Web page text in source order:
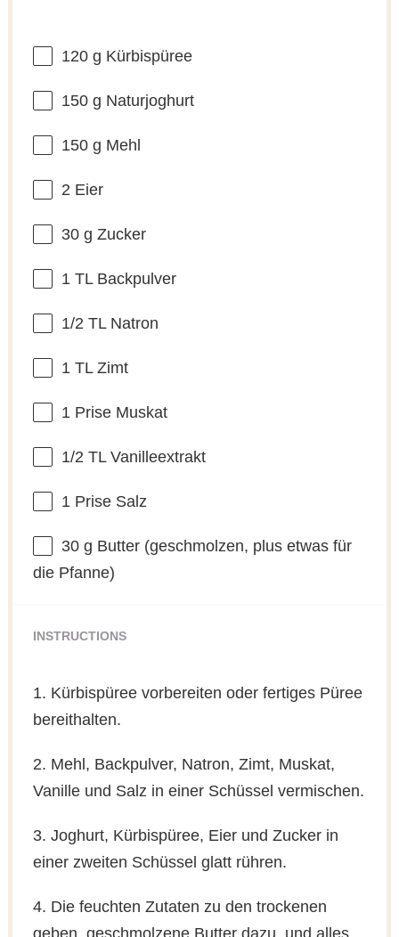
120 g Kürbispüree
150 g Naturjoghurt
150 g Mehl
2 Eier
30 g Zucker
1TL Backpulver
1/2 TL Natron
1TL Zimt
1Prise Muskat
1/2 TL Vanilleextrakt
1Prise Salz
30 g Butter (geschmolzen, plus etwas für
die Pfanne)
INSTRUCTIONS
1. Kürbispüree vorbereiten oder fertiges Püree
bereithalten.
2. Mehl, Backpulver, Natron, Zimt, Muskat,
Vanille und Salz in einer Schüssel vermischen.
3. Joghurt, Kürbispüree, Eier und Zucker in
einer zweiten Schüssel glatt rühren.
4. Die feuchten Zutaten zu den trockenen